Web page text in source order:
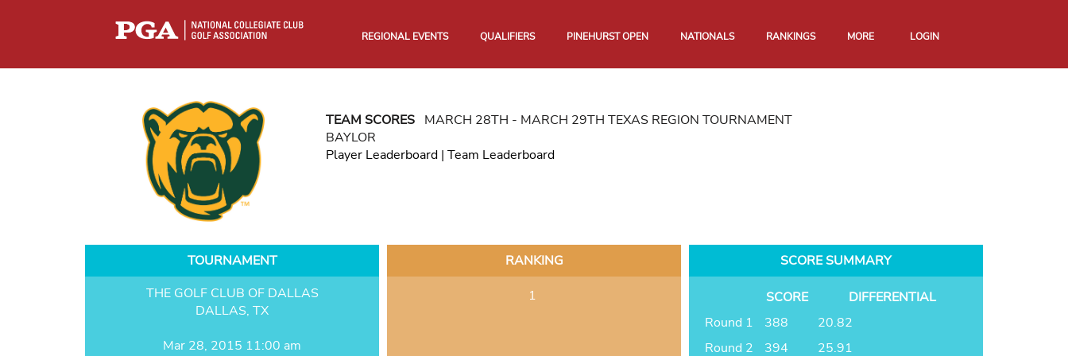
REGIONAL EVENTS QUALIFIERS PINEHURST OPEN NATIONALS RANKINGS MORE LOGIN
TEAM SCORESMARCH 28TH - MARCH 29TH TEXAS REGION TOURNAMENT
BAYLOR
Player Leaderboard| Team Leaderboard
TOURNAMENT
THE GOLF CLUB OF DALLAS
DALLAS, TX
Mar 28, 2015 11:00 am
RANKING
1
SCORE SUMMARY
SCORE
DIFFERENTIAL
Round 1
388
20.82
Round 2
394
25.91